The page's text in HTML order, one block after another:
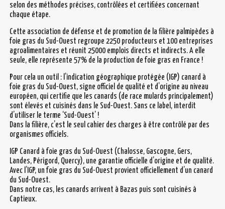
selon des méthodes précises, contrôlées et certifiées concernant
chaque étape.
Cette association de défense et de promotion de la filière palmipèdes à
foie gras du Sud-Ouest regroupe 2250 producteurs et 100 entreprises
agroalimentaires et réunit 25000 emplois directs et indirects. A elle
seule, elle représente 57% de la production de foie gras en France !
Pour cela un outil : l’indication géographique protégée (IGP) canard à
foie gras du Sud-Ouest, signe officiel de qualité et d’origine au niveau
européen, qui certifie que les canards (de race mulards principalement)
sont élevés et cuisinés dans le Sud-Ouest. Sans ce label, interdit
d’utiliser le terme ‘Sud-Ouest’ !
Dans la filière, c’est le seul cahier des charges à être contrôlé par des
organismes officiels.
IGP Canard à foie gras du Sud-Ouest (Chalosse, Gascogne, Gers,
Landes, Périgord, Quercy), une garantie officielle d’origine et de qualité.
Avec l’IGP, un foie gras du Sud-Ouest provient officiellement d’un canard
du Sud-Ouest.
Dans notre cas, les canards arrivent à Bazas puis sont cuisinés à
Captieux.